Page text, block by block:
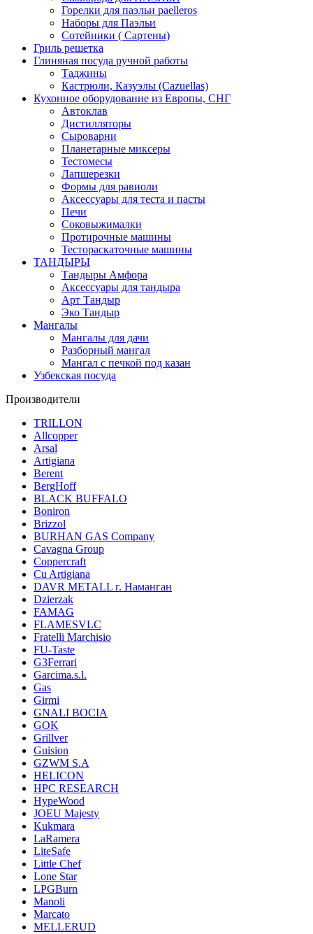
Горелки для паэльи paelleros
Наборы для Паэльи
Сотейники ( Сартены)
Гриль решетка
Глиняная посуда ручной работы
Таджины
Кастрюли, Казуэлы (Cazuellas)
Кухонное оборудование из Европы, СНГ
Автоклав
Дистилляторы
Сыроварни
Планетарные миксеры
Тестомесы
Лапшерезки
Формы для равиоли
Аксессуары для теста и пасты
Печи
Соковыжималки
Протирочные машины
Тестораскаточные машины
ТАНДЫРЫ
Тандыры Амфора
Аксессуары для тандыра
Арт Тандыр
Эко Тандыр
Мангалы
Мангалы для дачи
Разборный мангал
Мангал с печкой под казан
Узбекская посуда
Производители
TRILLON
Allcopper
Arsal
Artigiana
Berent
BergHoff
BLACK BUFFALO
Boniron
Brizzol
BURHAN GAS Company
Cavagna Group
Coppercraft
Cu Artigiana
DAVR METALL г. Наманган
Dzierzak
FAMAG
FLAMESVLC
Fratelli Marchisio
FU-Taste
G3Ferrari
Garcima.s.l.
Gas
Girmi
GNALI BOCIA
GOK
Grillver
Guision
GZWM S.A
HELICON
HPC RESEARCH
HypeWood
JOEU Majesty
Kukmara
LaRamera
LiteSafe
Little Chef
Lone Star
LPGBurn
Manoli
Marcato
MELLERUD